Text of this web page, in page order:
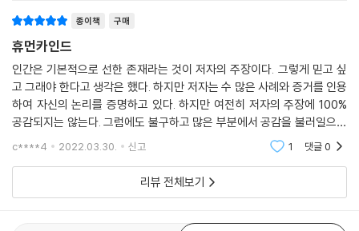
나서는 역사 탐구 과정에서 찾을 수 있다. 저자는 먼저 “벌이 꿀을 만들 듯
리대왕』을 반박하기 위해 실제 사례를 찾아 나선다. 뤼트허르 브레흐만이
수개월의 문헌조사와 직접 인터뷰 끝에 발굴해낸 사례에 따르면, 무인도에
고립되어 야만인으로 변해가는 소설 속 소년들과 달리 1965년 폴리네시
아 통가의 무인도 아타섬에 15개월간 고립된 6명의 소년들은 건강한 모습
으로 생활에 필요한 것을 모두 갖추고 평화롭고 이상적인 사회를 이루고
있었다.
또한 저자는 ‘벌목으로 황폐화된 섬, 서로를 잡아먹는 사람들’과 같이 기후
기 역시 잘못된 인용과 확대재생산으로 인간 본성에 대한 오해를 고착시켰
종이책 구매
휴먼카인드
인간은 기본적으로 선한 존재라는 것이 저자의 주장이다. 그렇게 믿고 싶
고 그래야 한다고 생각은 했다. 하지만 저자는 수 많은 사례와 증거를 인용
하여 자신의 논리를 증명하고 있다. 하지만 여전히 저자의 주장에 100%
공감되지는 않는다. 그럼에도 불구하고 많은 부분에서 공감을 불러일으켜
준 고마운 책이다. 인간이 선할 수 있다는 것만으로도 얼마나 다행인가? 서
c****4 2022.03.30. 신고 1 댓글0
리뷰 전체보기